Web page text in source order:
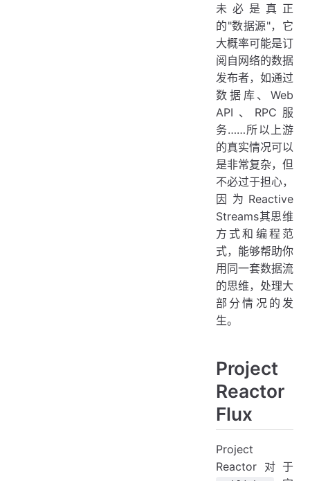
未必是真正
的"数据源"，它
大概率可能是订
阅自网络的数据
发布者，如通过
数据库、Web
API、RPC服
务……所以上游
的真实情况可以
是非常复杂，但
不必过于担心，
因为Reactive
Streams其思维
方式和编程范
式，能够帮助你
用同一套数据流
的思维，处理大
部分情况的发
生。
Project
Reactor
Flux
Project
Reactor对于